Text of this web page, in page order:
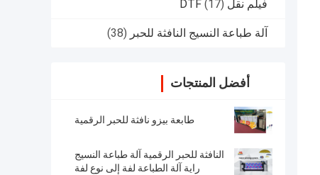
فيلم نقل DTF (17)
آلة طباعة النسيج النافثة للحبر (38)
أفضل المنتجات
طابعة بيزو نافثة للحبر الرقمية
النافثة للحبر الرقمية آلة طباعة النسيج
راية آلة الطباعة لفة إلى نوع لفة